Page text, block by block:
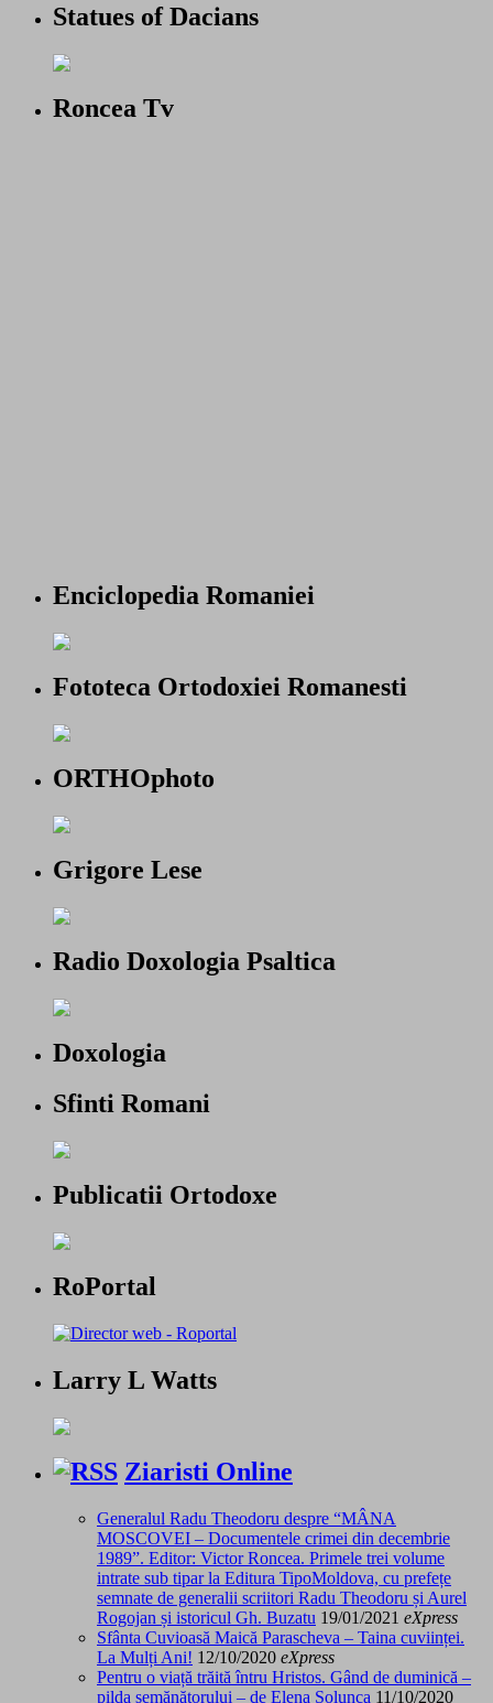
Statues of Dacians
Roncea Tv
Enciclopedia Romaniei
Fototeca Ortodoxiei Romanesti
ORTHOphoto
Grigore Lese
Radio Doxologia Psaltica
Doxologia
Sfinti Romani
Publicatii Ortodoxe
RoPortal
Larry L Watts
Ziaristi Online
Generalul Radu Theodoru despre “MÂNA
MOSCOVEI – Documentele crimei din decembrie
1989”. Editor: Victor Roncea. Primele trei volume
intrate sub tipar la Editura TipoMoldova, cu prefețe
semnate de generalii scriitori Radu Theodoru și Aurel
Rogojan și istoricul Gh. Buzatu 19/01/2021 eXpress
Sfânta Cuvioasă Maică Parascheva – Taina cuviinței.
La Mulți Ani! 12/10/2020 eXpress
Pentru o viață trăită întru Hristos. Gând de duminică –
pilda semănătorului – de Elena Solunca 11/10/2020